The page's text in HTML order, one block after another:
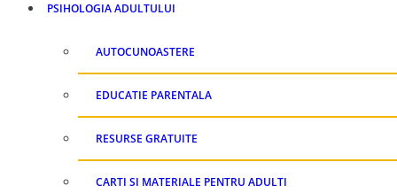
PSIHOLOGIA ADULTULUI
AUTOCUNOASTERE
EDUCATIE PARENTALA
RESURSE GRATUITE
CARTI SI MATERIALE PENTRU ADULTI